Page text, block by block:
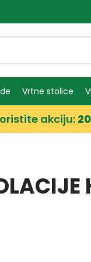
Vrtne stolice
akciju: